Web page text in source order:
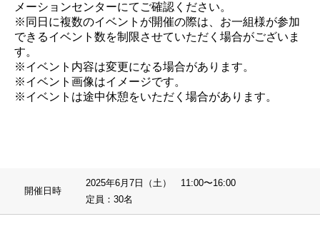
メーションセンターにてご確認ください。
※同日に複数のイベントが開催の際は、お一組様が参加
できるイベント数を制限させていただく場合がございま
す。
※イベント内容は変更になる場合があります。
※イベント画像はイメージです。
※イベントは途中休憩をいただく場合があります。
開催日時
2025年6月7日（土） 11:00〜16:00
定員：30名